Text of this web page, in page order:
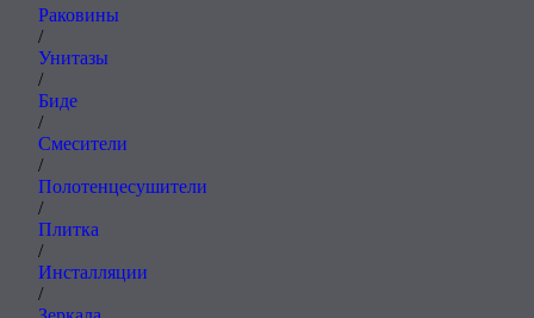
Раковины
/
Унитазы
/
Биде
/
Смесители
/
Полотенцесушители
/
Плитка
/
Инсталляции
/